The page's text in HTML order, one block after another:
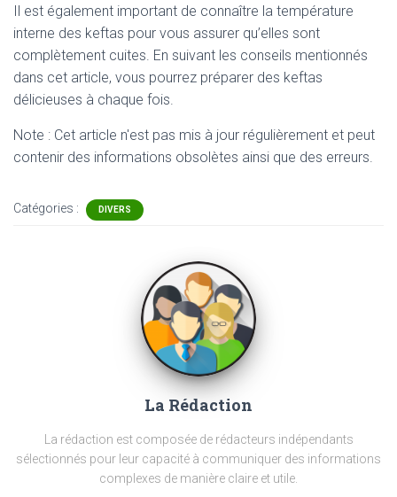
Il est également important de connaître la température
interne des keftas pour vous assurer qu’elles sont
complètement cuites. En suivant les conseils mentionnés
dans cet article, vous pourrez préparer des keftas
délicieuses à chaque fois.
Note : Cet article n'est pas mis à jour régulièrement et peut
contenir des informations obsolètes ainsi que des erreurs.
Catégories : DIVERS
La Rédaction
La rédaction est composée de rédacteurs indépendants
sélectionnés pour leur capacité à communiquer des informations
complexes de manière claire et utile.